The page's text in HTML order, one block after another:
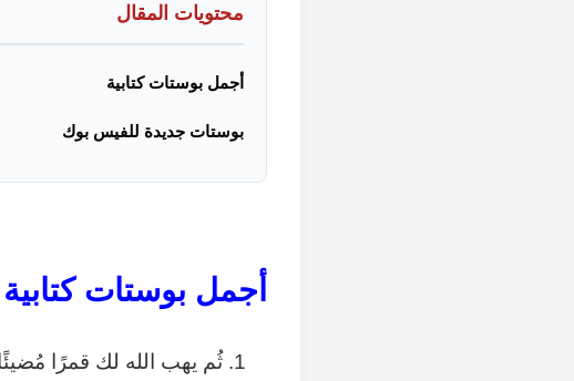
محتويات المقال
أجمل بوستات كتابية
بوستات جديدة للفيس بوك
أجمل بوستات كتابية
ثُم يهب الله لك قمرًا